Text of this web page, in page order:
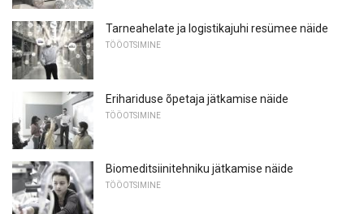
Tarneahelate ja logistikajuhi resümee näide
TÖÖOTSIMINE
Erihariduse õpetaja jätkamise näide
TÖÖOTSIMINE
Biomeditsiinitehniku ​​jätkamise näide
TÖÖOTSIMINE